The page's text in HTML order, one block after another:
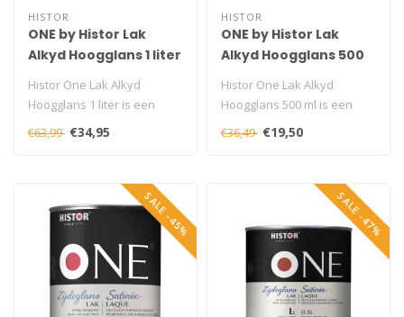
HISTOR
ONE by Histor Lak
Alkyd Hoogglans 1 liter
Histor One Lak Alkyd
Hoogglans 1 liter is een
extra duurzame,
weerbestendige en ..
€63,99 €34,95
HISTOR
ONE by Histor Lak
Alkyd Hoogglans 500
Histor One Lak Alkyd
Hoogglans 500 ml is een
duurzame, weerbestendige
en krasvas..
€36,49 €19,50
SALE -45% SALE -47%